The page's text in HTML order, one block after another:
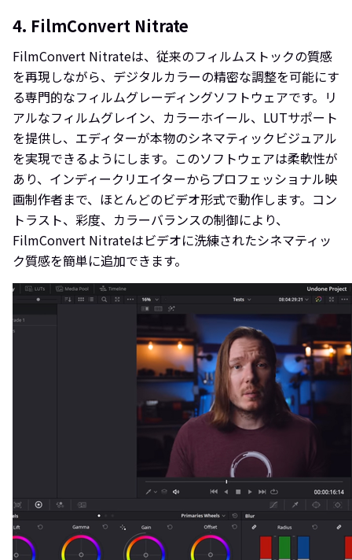
4. FilmConvert Nitrate
FilmConvert Nitrateは、従来のフィルムストックの質感
を再現しながら、デジタルカラーの精密な調整を可能にす
る専門的なフィルムグレーディングソフトウェアです。リ
アルなフィルムグレイン、カラーホイール、LUTサポート
を提供し、エディターが本物のシネマティックビジュアル
を実現できるようにします。このソフトウェアは柔軟性が
あり、インディークリエイターからプロフェッショナル映
画制作者まで、ほとんどのビデオ形式で動作します。コン
トラスト、彩度、カラーバランスの制御により、
FilmConvert Nitrateはビデオに洗練されたシネマティッ
ク質感を簡単に追加できます。